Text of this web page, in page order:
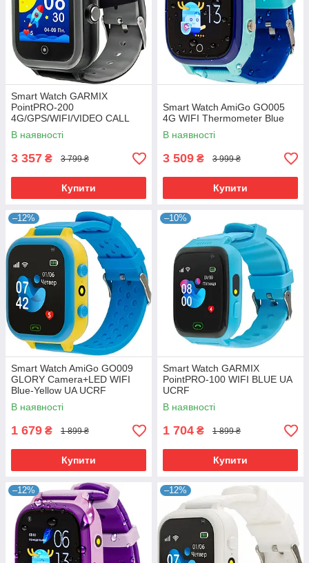
Smart Watch GARMIX
PointPRO-200
4G/GPS/WIFI/VIDEO CALL
BLACK UA UCRF
В наявності
3 357 ₴ 3 799 ₴
Купити
Smart Watch AmiGo GO005
4G WIFI Thermometer Blue
В наявності
3 509 ₴ 3 999 ₴
Купити
–12%
Smart Watch AmiGo GO009
GLORY Camera+LED WIFI
Blue-Yellow UA UCRF
В наявності
1 679 ₴ 1 899 ₴
Купити
–10%
Smart Watch GARMIX
PointPRO-100 WIFI BLUE UA
UCRF
В наявності
1 704 ₴ 1 899 ₴
Купити
–12% –12%